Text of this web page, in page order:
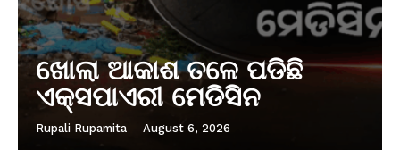
ଖୋଲା ଆକାଶ ତଳେ ପଡିଛି
ଏକ୍ସପାଏରୀ ମେଡିସିନ
Rupali Rupamita - August 6, 2026